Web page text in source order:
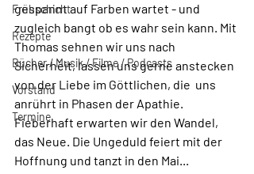
Frühschicht
Rezepte
Bücher / Musik / Filme / Podcasts
Vorstand
Termine
gespannt auf Farben wartet - und
zugleich bangt ob es wahr sein kann. Mit
Thomas sehnen wir uns nach
Sicherheit, lassen uns gerne anstecken
von der Liebe im Göttlichen, die  uns
anrührt in Phasen der Apathie.
Fieberhaft erwarten wir den Wandel,
das Neue. Die Ungeduld feiert mit der
Hoffnung und tanzt in den Mai...